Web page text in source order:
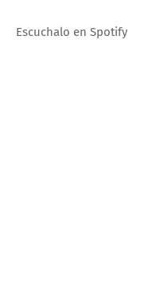
Escuchalo en Spotify